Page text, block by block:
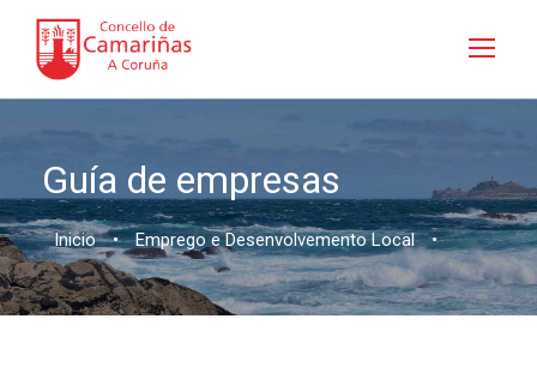
Guía de empresas
Inicio • Emprego e Desenvolvemento Local •